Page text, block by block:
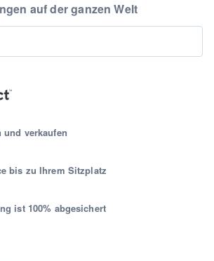
und verkaufen
bis zu Ihrem Sitzplatz
ist 100% abgesichert
auf der ganzen Welt